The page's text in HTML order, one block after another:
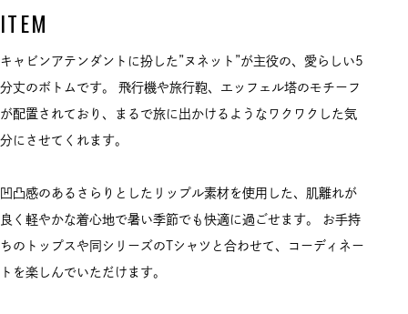
ITEM
キャビンアテンダントに扮した”ヌネット”が主役の、愛らしい5
分丈のボトムです。 飛行機や旅行鞄、エッフェル塔のモチーフ
が配置されており、まるで旅に出かけるようなワクワクした気
分にさせてくれます。
凹凸感のあるさらりとしたリップル素材を使用した、肌離れが
良く軽やかな着心地で暑い季節でも快適に過ごせます。 お手持
ちのトップスや同シリーズのTシャツと合わせて、コーディネー
トを楽しんでいただけます。